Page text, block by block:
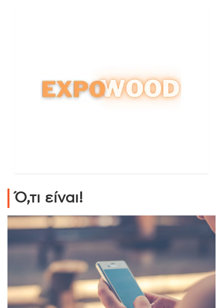
Ό,τι είναι!